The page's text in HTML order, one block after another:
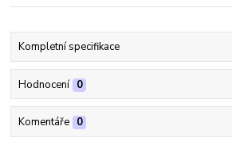
Kompletní specifikace
Hodnocení 0
Komentáře 0